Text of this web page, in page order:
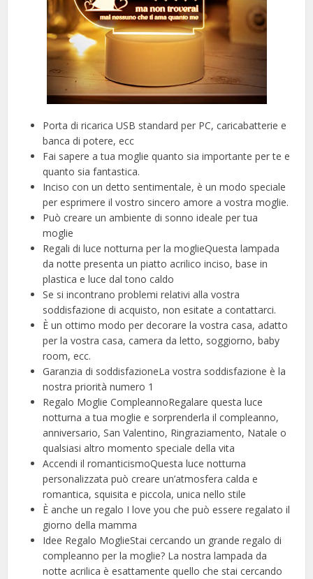
Porta di ricarica USB standard per PC, caricabatterie e
banca di potere, ecc
Fai sapere a tua moglie quanto sia importante per te e
quanto sia fantastica.
Inciso con un detto sentimentale, è un modo speciale
per esprimere il vostro sincero amore a vostra moglie.
Può creare un ambiente di sonno ideale per tua
moglie
Regali di luce notturna per la moglieQuesta lampada
da notte presenta un piatto acrilico inciso, base in
plastica e luce dal tono caldo
Se si incontrano problemi relativi alla vostra
soddisfazione di acquisto, non esitate a contattarci.
È un ottimo modo per decorare la vostra casa, adatto
per la vostra casa, camera da letto, soggiorno, baby
room, ecc.
Garanzia di soddisfazioneLa vostra soddisfazione è la
nostra priorità numero 1
Regalo Moglie CompleannoRegalare questa luce
notturna a tua moglie e sorprenderla il compleanno,
anniversario, San Valentino, Ringraziamento, Natale o
qualsiasi altro momento speciale della vita
Accendi il romanticismoQuesta luce notturna
personalizzata può creare un’atmosfera calda e
romantica, squisita e piccola, unica nello stile
È anche un regalo I love you che può essere regalato il
giorno della mamma
Idee Regalo MoglieStai cercando un grande regalo di
compleanno per la moglie? La nostra lampada da
notte acrilica è esattamente quello che stai cercando